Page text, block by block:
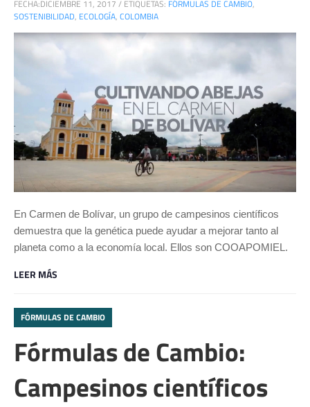
FECHA:DICIEMBRE 11, 2017 / ETIQUETAS: FÓRMULAS DE CAMBIO,
SOSTENIBILIDAD, ECOLOGÍA, COLOMBIA
En Carmen de Bolívar, un grupo de campesinos científicos
demuestra que la genética puede ayudar a mejorar tanto al
planeta como a la economía local. Ellos son COOAPOMIEL.
LEER MÁS
FÓRMULAS DE CAMBIO
Fórmulas de Cambio:
Campesinos científicos